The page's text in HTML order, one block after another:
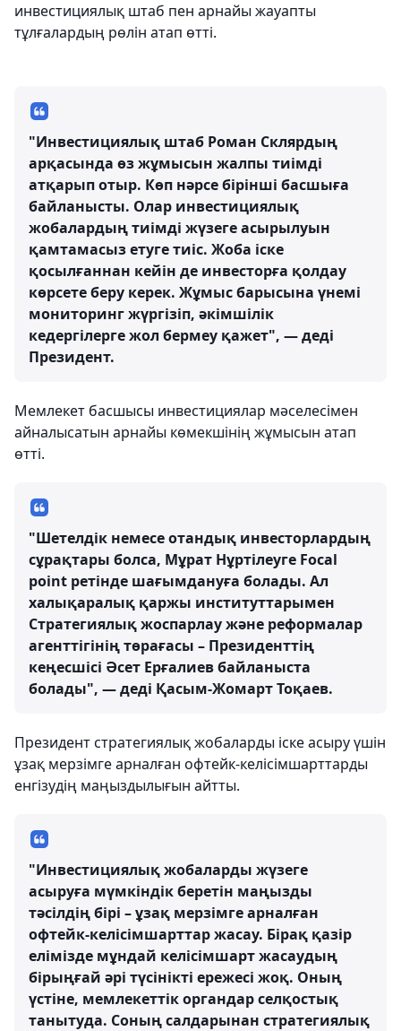
инвестициялық штаб пен арнайы жауапты
тұлғалардың рөлін атап өтті.
"Инвестициялық штаб Роман Склярдың
арқасында өз жұмысын жалпы тиімді
атқарып отыр. Көп нәрсе бірінші басшыға
байланысты. Олар инвестициялық
жобалардың тиімді жүзеге асырылуын
қамтамасыз етуге тиіс. Жоба іске
қосылғаннан кейін де инвесторға қолдау
көрсете беру керек. Жұмыс барысына үнемі
мониторинг жүргізіп, әкімшілік
кедергілерге жол бермеу қажет", — деді
Президент.
Мемлекет басшысы инвестициялар мәселесімен
айналысатын арнайы көмекшінің жұмысын атап
өтті.
"Шетелдік немесе отандық инвесторлардың
сұрақтары болса, Мұрат Нұртілеуге Focal
point ретінде шағымдануға болады. Ал
халықаралық қаржы институттарымен
Стратегиялық жоспарлау және реформалар
агенттігінің төрағасы – Президенттің
кеңесшісі Әсет Ерғалиев байланыста
болады", — деді Қасым-Жомарт Тоқаев.
Президент стратегиялық жобаларды іске асыру үшін
ұзақ мерзімге арналған офтейк-келісімшарттарды
енгізудің маңыздылығын айтты.
"Инвестициялық жобаларды жүзеге
асыруға мүмкіндік беретін маңызды
тәсілдің бірі – ұзақ мерзімге арналған
офтейк-келісімшарттар жасау. Бірақ қазір
елімізде мұндай келісімшарт жасаудың
бірыңғай әрі түсінікті ережесі жоқ. Оның
үстіне, мемлекеттік органдар селқостық
танытуда. Соның салдарынан стратегиялық